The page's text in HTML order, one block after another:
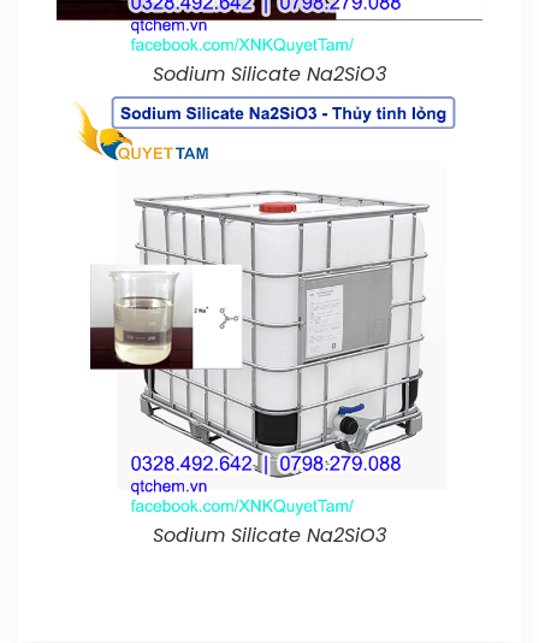
Sodium Silicate Na2SiO3
Sodium Silicate Na2SiO3